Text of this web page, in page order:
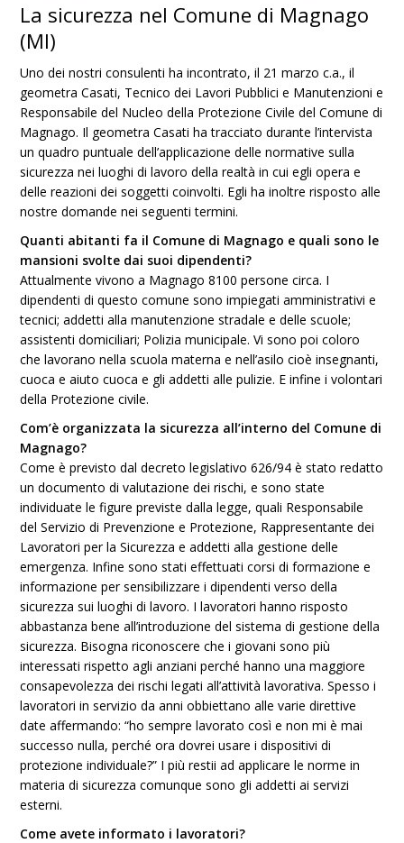
La sicurezza nel Comune di Magnago
(MI)
Uno dei nostri consulenti ha incontrato, il 21 marzo c.a., il
geometra Casati, Tecnico dei Lavori Pubblici e Manutenzioni e
Responsabile del Nucleo della Protezione Civile del Comune di
Magnago. Il geometra Casati ha tracciato durante l’intervista
un quadro puntuale dell’applicazione delle normative sulla
sicurezza nei luoghi di lavoro della realtà in cui egli opera e
delle reazioni dei soggetti coinvolti. Egli ha inoltre risposto alle
nostre domande nei seguenti termini.
Quanti abitanti fa il Comune di Magnago e quali sono le
mansioni svolte dai suoi dipendenti?
Attualmente vivono a Magnago 8100 persone circa. I
dipendenti di questo comune sono impiegati amministrativi e
tecnici; addetti alla manutenzione stradale e delle scuole;
assistenti domiciliari; Polizia municipale. Vi sono poi coloro
che lavorano nella scuola materna e nell’asilo cioè insegnanti,
cuoca e aiuto cuoca e gli addetti alle pulizie. E infine i volontari
della Protezione civile.
Com’è organizzata la sicurezza all’interno del Comune di
Magnago?
Come è previsto dal decreto legislativo 626/94 è stato redatto
un documento di valutazione dei rischi, e sono state
individuate le figure previste dalla legge, quali Responsabile
del Servizio di Prevenzione e Protezione, Rappresentante dei
Lavoratori per la Sicurezza e addetti alla gestione delle
emergenza. Infine sono stati effettuati corsi di formazione e
informazione per sensibilizzare i dipendenti verso della
sicurezza sui luoghi di lavoro. I lavoratori hanno risposto
abbastanza bene all’introduzione del sistema di gestione della
sicurezza. Bisogna riconoscere che i giovani sono più
interessati rispetto agli anziani perché hanno una maggiore
consapevolezza dei rischi legati all’attività lavorativa. Spesso i
lavoratori in servizio da anni obbiettano alle varie direttive
date affermando: “ho sempre lavorato così e non mi è mai
successo nulla, perché ora dovrei usare i dispositivi di
protezione individuale?” I più restii ad applicare le norme in
materia di sicurezza comunque sono gli addetti ai servizi
esterni.
Come avete informato i lavoratori?